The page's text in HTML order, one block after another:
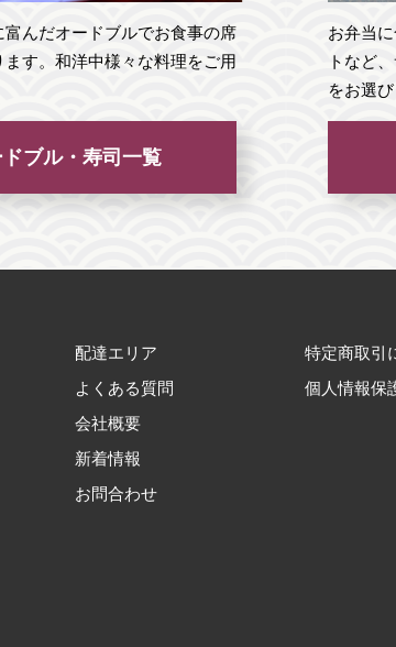
富んだオードブルでお食事の席
ます。和洋中様々な料理をご用
ブル・寿司一覧
お弁当
トなど
をお選び
配達エリア
よくある質問
会社概要
新着情報
お問合わせ
特定商取引
個人情報保